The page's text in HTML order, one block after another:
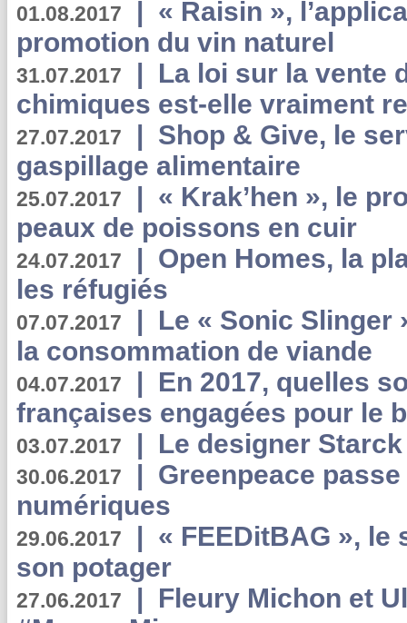
01.08.2017 | « Raisin »,
promotion du vin naturel
31.07.2017 | La loi sur la vente
chimiques est-elle vraiment
27.07.2017 | Shop & Give, le
gaspillage alimentaire
25.07.2017 | « Krak’hen », le
peaux de poissons en cuir
24.07.2017 | Open Homes, la
les réfugiés
07.07.2017 | Le « Sonic Slinger
la consommation de viande
04.07.2017 | En 2017, quelles
françaises engagées pour le
03.07.2017 | Le designer
30.06.2017 | Greenpeace
numériques
29.06.2017 | « FEEDitBAG », le
son potager
27.06.2017 | Fleury Michon et